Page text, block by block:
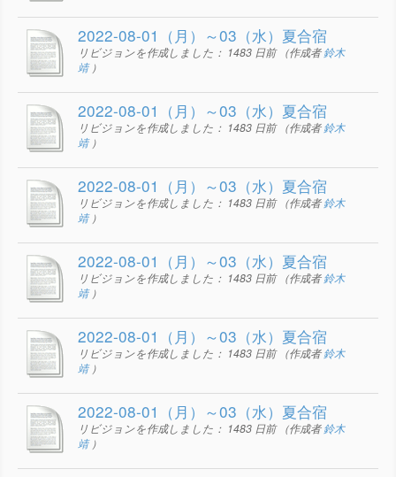
2022-08-01（月）～03（水）夏合宿
リビジョンを作成しました： 1483 日前（作成者鈴木
靖）
2022-08-01（月）～03（水）夏合宿
リビジョンを作成しました： 1483 日前（作成者鈴木
靖）
2022-08-01（月）～03（水）夏合宿
リビジョンを作成しました： 1483 日前（作成者鈴木
靖）
2022-08-01（月）～03（水）夏合宿
リビジョンを作成しました： 1483 日前（作成者鈴木
靖）
2022-08-01（月）～03（水）夏合宿
リビジョンを作成しました： 1483 日前（作成者鈴木
靖）
2022-08-01（月）～03（水）夏合宿
リビジョンを作成しました： 1483 日前（作成者鈴木
靖）